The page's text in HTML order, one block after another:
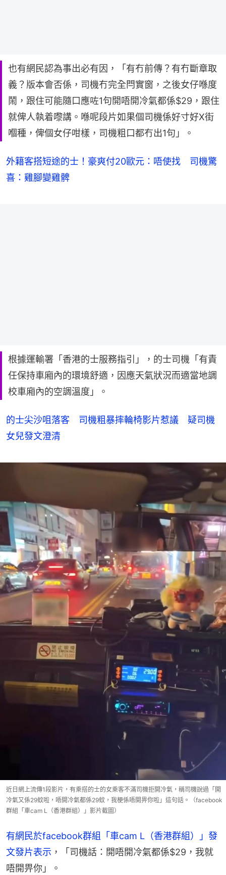
也有網民認為事出必有因，「有冇前傳？有冇斷章取
義？版本會否係，司機冇完全閂實窗，之後女仔喺度
鬧，跟住可能隨口應咗1句開唔開冷氣都係$29，跟住
就俾人執着嚟講。喺呢段片如果個司機係好寸好X街
嗰種，俾個女仔咁樣，司機粗口都冇出1句」。
外籍客搭短途的士！豪爽付20歐元：唔使找 司機驚
喜：雞腳變雞髀
根據運輸署「香港的士服務指引」，的士司機「有責
任保持車廂內的環境舒適，因應天氣狀況而適當地調
校車廂內的空調溫度」。
的士尖沙咀落客 司機粗暴摔輪椅影片惹議 疑司機
女兒發文澄清
近日網上流傳1段影片，有乘搭的士的女乘客不滿司機拒開冷氣，稱司機說過「開
冷氣又係29蚊啦，唔開冷氣都係29蚊，我梗係唔開畀你啦」這句話。（facebook
群組「車cam L（香港群組）」影片截圖）
有網民於facebook群組「車cam L（香港群組）」發
文發片表示 ，「司機話：開唔開冷氣都係$29，我就
唔開畀你」。